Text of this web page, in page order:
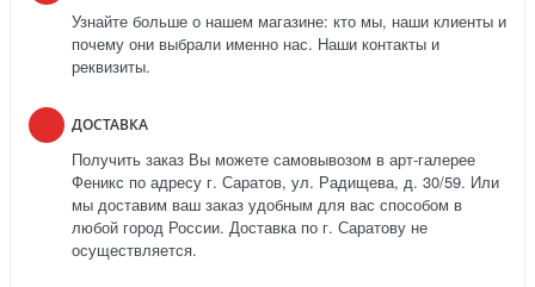
Узнайте больше о нашем магазине: кто мы, наши клиенты и
почему они выбрали именно нас. Наши контакты и
реквизиты.
ДОСТАВКА
Получить заказ Вы можете самовывозом в арт-галерее
Феникс по адресу г. Саратов, ул. Радищева, д. 30/59. Или
мы доставим ваш заказ удобным для вас способом в
любой город России. Доставка по г. Саратову не
осуществляется.